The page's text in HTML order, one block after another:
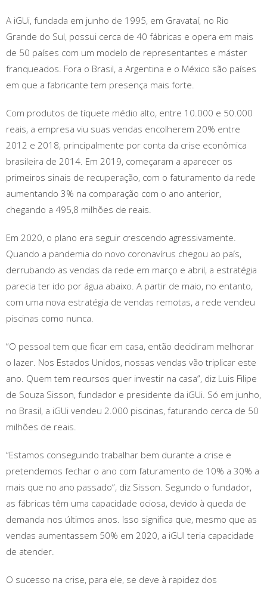
A iGUi, fundada em junho de 1995, em Gravataí, no Rio
Grande do Sul, possui cerca de 40 fábricas e opera em mais
de 50 países com um modelo de representantes e máster
franqueados. Fora o Brasil, a Argentina e o México são países
em que a fabricante tem presença mais forte.
Com produtos de tíquete médio alto, entre 10.000 e 50.000
reais, a empresa viu suas vendas encolherem 20% entre
2012 e 2018, principalmente por conta da crise econômica
brasileira de 2014. Em 2019, começaram a aparecer os
primeiros sinais de recuperação, com o faturamento da rede
aumentando 3% na comparação com o ano anterior,
chegando a 495,8 milhões de reais.
Em 2020, o plano era seguir crescendo agressivamente.
Quando a pandemia do novo coronavírus chegou ao país,
derrubando as vendas da rede em março e abril, a estratégia
parecia ter ido por água abaixo. A partir de maio, no entanto,
com uma nova estratégia de vendas remotas, a rede vendeu
piscinas como nunca.
“O pessoal tem que ficar em casa, então decidiram melhorar
o lazer. Nos Estados Unidos, nossas vendas vão triplicar este
ano. Quem tem recursos quer investir na casa”, diz Luis Filipe
de Souza Sisson, fundador e presidente da iGUi. Só em junho,
no Brasil, a iGUi vendeu 2.000 piscinas, faturando cerca de 50
milhões de reais.
“Estamos conseguindo trabalhar bem durante a crise e
pretendemos fechar o ano com faturamento de 10% a 30% a
mais que no ano passado”, diz Sisson. Segundo o fundador,
as fábricas têm uma capacidade ociosa, devido à queda de
demanda nos últimos anos. Isso significa que, mesmo que as
vendas aumentassem 50% em 2020, a iGUI teria capacidade
de atender.
O sucesso na crise, para ele, se deve à rapidez dos